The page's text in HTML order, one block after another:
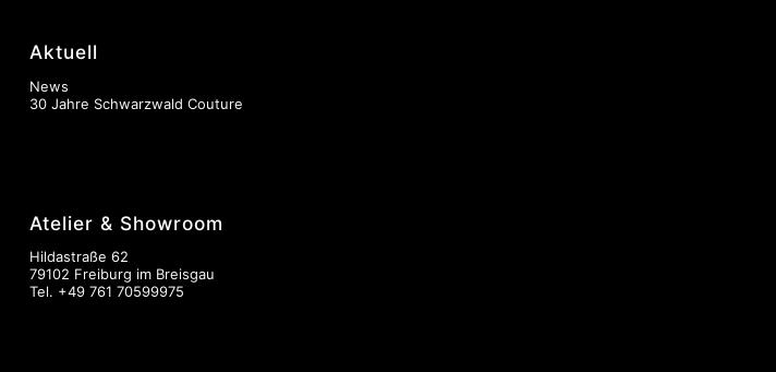
Aktuell
News
30 Jahre Schwarzwald Couture
Atelier & Showroom
Hildastraße 62
79102 Freiburg im Breisgau
Tel. +49 761 70599975